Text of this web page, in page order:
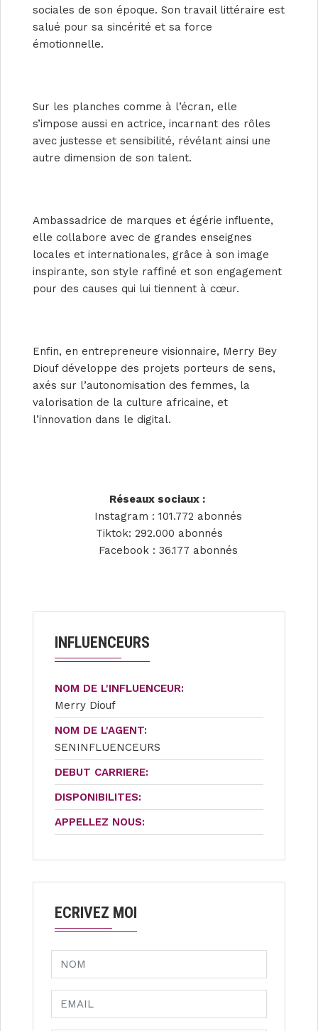
sociales de son époque. Son travail littéraire est
salué pour sa sincérité et sa force
émotionnelle.
Sur les planches comme à l’écran, elle
s’impose aussi en actrice, incarnant des rôles
avec justesse et sensibilité, révélant ainsi une
autre dimension de son talent.
Ambassadrice de marques et égérie influente,
elle collabore avec de grandes enseignes
locales et internationales, grâce à son image
inspirante, son style raffiné et son engagement
pour des causes qui lui tiennent à cœur.
Enfin, en entrepreneure visionnaire, Merry Bey
Diouf développe des projets porteurs de sens,
axés sur l’autonomisation des femmes, la
valorisation de la culture africaine, et
l’innovation dans le digital.
Réseaux sociaux :
Instagram : 101.772 abonnés
Tiktok: 292.000 abonnés
Facebook : 36.177 abonnés
INFLUENCEURS
NOM DE L'INFLUENCEUR:
Merry Diouf
NOM DE L'AGENT:
SENINFLUENCEURS
DEBUT CARRIERE:
DISPONIBILITES:
APPELLEZ NOUS:
ECRIVEZ MOI